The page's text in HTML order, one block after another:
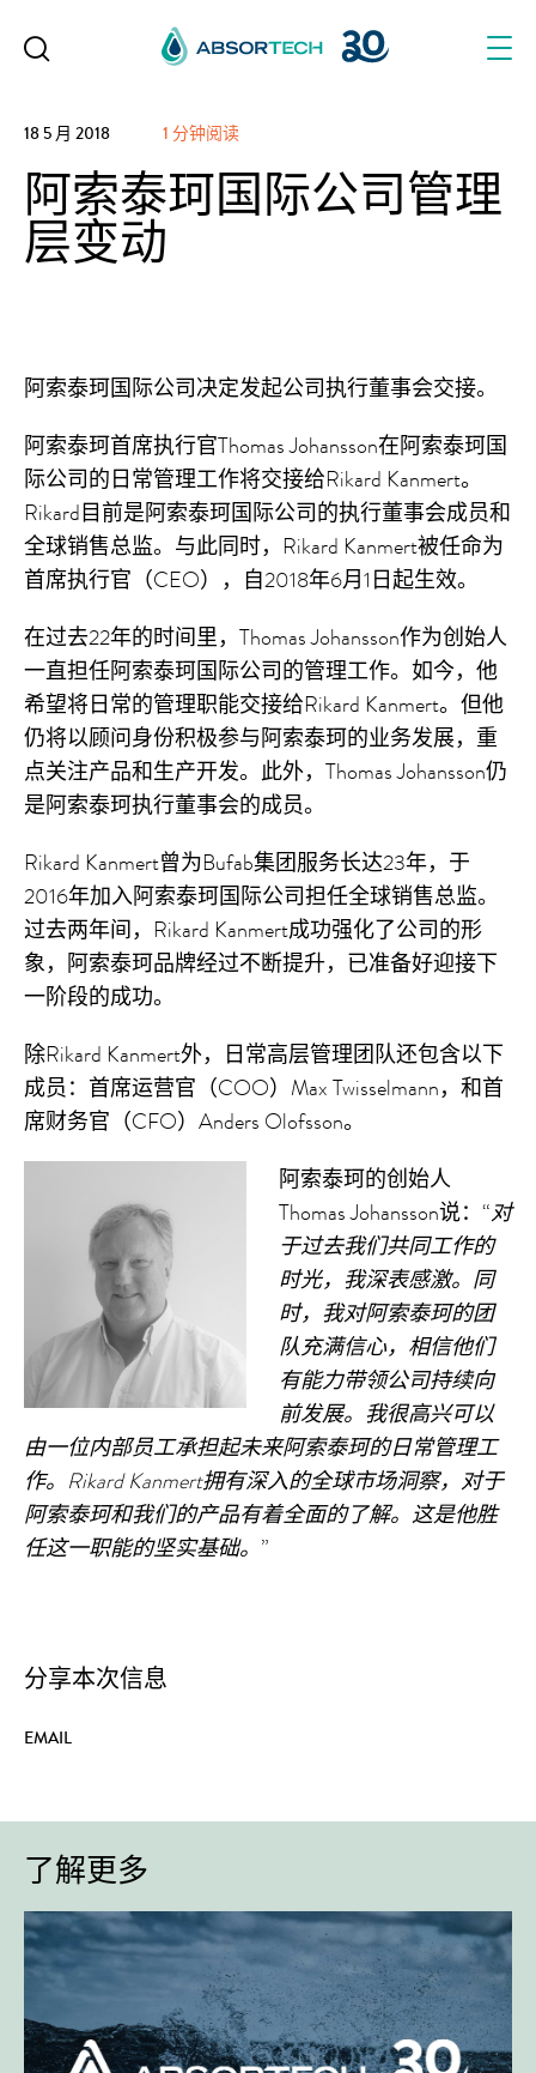
18 5 月 2018 1 分钟阅读
阿索泰珂国际公司管理
层变动
阿索泰珂国际公司决定发起公司执行董事会交接。
阿索泰珂首席执行官Thomas Johansson在阿索泰珂国
际公司的日常管理工作将交接给Rikard Kanmert。
Rikard目前是阿索泰珂国际公司的执行董事会成员和
全球销售总监。与此同时，Rikard Kanmert被任命为
首席执行官（CEO），自2018年6月1日起生效。
在过去22年的时间里，Thomas Johansson作为创始人
一直担任阿索泰珂国际公司的管理工作。如今，他
希望将日常的管理职能交接给Rikard Kanmert。但他
仍将以顾问身份积极参与阿索泰珂的业务发展，重
点关注产品和生产开发。此外，Thomas Johansson仍
是阿索泰珂执行董事会的成员。
Rikard Kanmert曾为Bufab集团服务长达23年，于
2016年加入阿索泰珂国际公司担任全球销售总监。
过去两年间，Rikard Kanmert成功强化了公司的形
象，阿索泰珂品牌经过不断提升，已准备好迎接下
一阶段的成功。
除Rikard Kanmert外，日常高层管理团队还包含以下
成员：首席运营官（COO）Max Twisselmann，和首
席财务官（CFO）Anders Olofsson。
阿索泰珂的创始人
Thomas Johansson说：“对
于过去我们共同工作的
时光，我深表感激。同
时，我对阿索泰珂的团
队充满信心，相信他们
有能力带领公司持续向
前发展。我很高兴可以
由一位内部员工承担起未来阿索泰珂的日常管理工
作。 Rikard Kanmert拥有深入的全球市场洞察，对于
阿索泰珂和我们的产品有着全面的了解。这是他胜
任这一职能的坚实基础。 ”
分享本次信息
EMAIL
了解更多